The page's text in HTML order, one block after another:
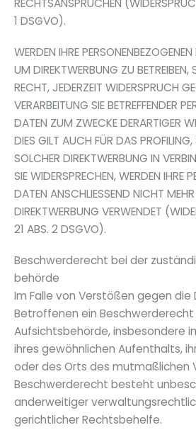
RECHTSANSPRÜCHEN
1 DSGVO).
WERDEN IHRE
UM DIREKTWERBUNG ZU BETREIBEN,
RECHT, JEDERZEIT WIDERSPRUCH
VERARBEITUNG SIE BETREFFENDER
DATEN ZUM ZWECKE DERARTIGER
DIES GILT AUCH FÜR DAS
SOLCHER DIREKTWERBUNG IN
SIE WIDERSPRECHEN, WERDEN IHRE
DATEN ANSCHLIESSEND NICHT
DIREKTWERBUNG VERWENDET
21 ABS. 2 DSGVO).
Beschwerde­recht bei der
behörde
Im Falle von Verstößen gegen die
Betroffenen ein Beschwerderecht
Aufsichtsbehörde, insbesondere
ihres gewöhnlichen Aufenthalts,
oder des Orts des mutmaßlichen
Beschwerderecht besteht
anderweitiger
gerichtlicher Rechtsbehelfe.